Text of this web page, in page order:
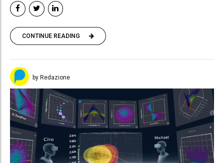
CONTINUE READING
by Redazione